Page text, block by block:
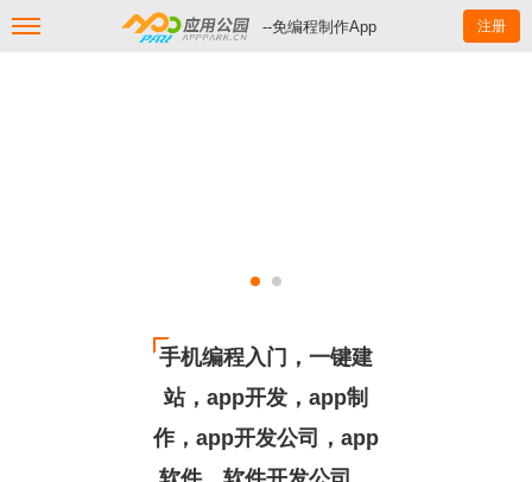
--免编程制作App 注册
手机编程入门，一键建
站，app开发，app制
作，app开发公司，app